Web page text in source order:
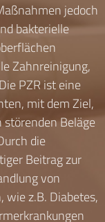
jedoch
bakterielle
Zahnreinigung,
PZR ist eine
mit dem Ziel,
Beläge
die
Beitrag zur
von
z.B. Diabetes,